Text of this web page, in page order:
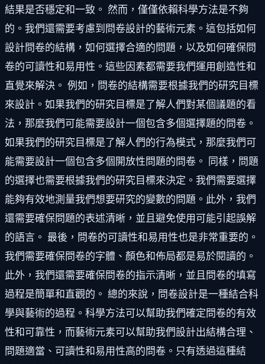
結果是否穩定和一致。 然而，僅僅依賴科學方法是不夠
的。我們還需要考慮到問卷設計的藝術元素。這包括如何
設計問卷的結構，如何選擇合適的問題，以及如何確保問
卷的可讀性和易用性。這些因素都需要我們運用創造性和
直覺來解決。 例如，問卷的結構需要根據我們的研究目標
來設計。如果我們的研究目標是了解人們對某個議題的看
法，那麼我們可能需要設計一個包含多個選擇題的問卷。
如果我們的研究目標是了解人們的行為模式，那麼我們可
能需要設計一個包含多個開放性問題的問卷。 同樣，問題
的選擇也需要根據我們的研究目標來決定。我們需要選擇
能夠有效地測量我們想要研究的變數的問題。此外，我們
還需要確保問題的表述清晰，並且避免使用可能引起誤解
的語言。 最後，問卷的可讀性和易用性也是非常重要的。
我們需要確保問卷的字體、顏色和佈局都是易於閱讀的。
此外，我們還需要確保問卷的指示清晰，並且問卷的填寫
過程是簡單和直觀的。 總的來說，問卷設計是一種結合科
學與藝術的過程。科學方法可以幫助我們確定問卷的有效
性和可靠性，而藝術元素可以幫助我們設計出結構合理、
問題適當、可讀性和易用性高的問卷。只有透過這種結